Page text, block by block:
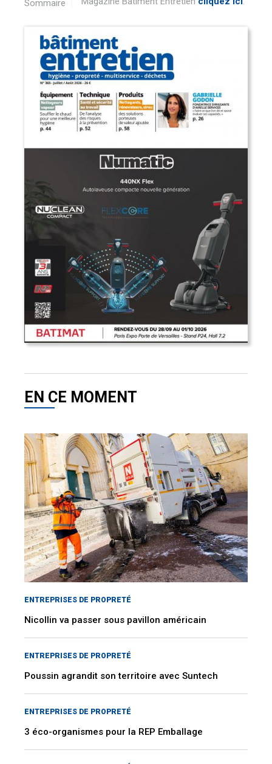
Sommaire
EN CE MOMENT
ENTREPRISES DE PROPRETÉ
Nicollin va passer sous pavillon américain
ENTREPRISES DE PROPRETÉ
Poussin agrandit son territoire avec Suntech
ENTREPRISES DE PROPRETÉ
3 éco-organismes pour la REP Emballage